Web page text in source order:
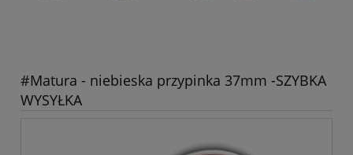
#Matura - niebieska przypinka 37mm -SZYBKA
WYSYŁKA